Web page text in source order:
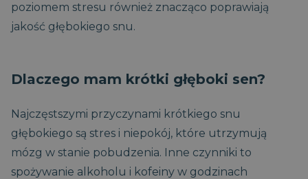
poziomem stresu również znacząco poprawiają
jakość głębokiego snu.
Dlaczego mam krótki głęboki sen?
Najczęstszymi przyczynami krótkiego snu
głębokiego są stres i niepokój, które utrzymują
mózg w stanie pobudzenia. Inne czynniki to
spożywanie alkoholu i kofeiny w godzinach